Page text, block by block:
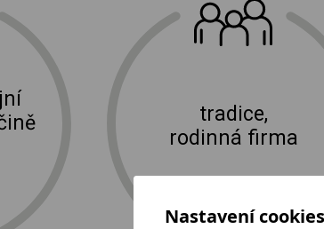
tradice,
rodinná firma
elektro zařízení E-shop
Nastavení